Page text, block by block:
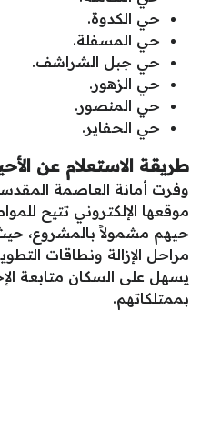
حي الكدوة.
حي المسفلة.
حي جبل الشراشف.
حي الزهور.
حي المنصور.
حي الحفاير.
طريقة الاستعلام عن
وفرت أمانة العاصمة
موقعها الإلكتروني تتيح
حيهم مشمولاً بالمشروع،
مراحل الإزالة ونطاقات
يسهل على السكان متابعة
بممتلكاتهم.